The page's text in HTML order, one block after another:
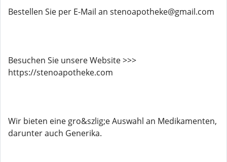
Bestellen Sie per E-Mail an stenoapotheke@gmail.com
Besuchen Sie unsere Website >>>
https://stenoapotheke.com
Wir bieten eine gro&szlig;e Auswahl an Medikamenten,
darunter auch Generika.